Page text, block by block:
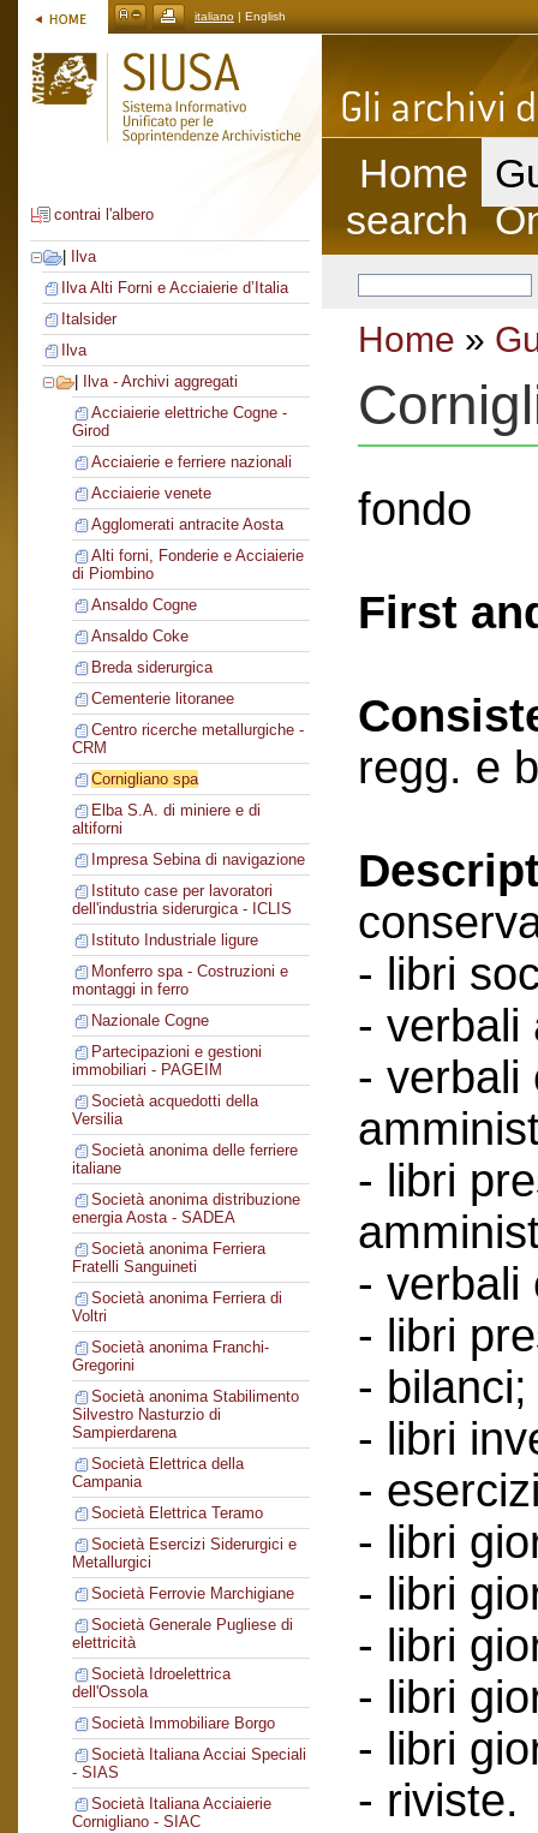
italiano | English
contrai l'albero
Ilva
Ilva Alti Forni e Acciaierie d’Italia
Italsider
Ilva
Ilva - Archivi aggregati
Acciaierie elettriche Cogne -
Girod
Acciaierie e ferriere nazionali
Acciaierie venete
Agglomerati antracite Aosta
Alti forni, Fonderie e Acciaierie
di Piombino
Ansaldo Cogne
Ansaldo Coke
Breda siderurgica
Cementerie litoranee
Centro ricerche metallurgiche -
CRM
Cornigliano spa
Elba S.A. di miniere e di
altiforni
Impresa Sebina di navigazione
Istituto case per lavoratori
dell'industria siderurgica - ICLIS
Istituto Industriale ligure
Monferro spa - Costruzioni e
montaggi in ferro
Nazionale Cogne
Partecipazioni e gestioni
immobiliari - PAGEIM
Società acquedotti della
Versilia
Società anonima delle ferriere
italiane
Società anonima distribuzione
energia Aosta - SADEA
Società anonima Ferriera
Fratelli Sanguineti
Società anonima Ferriera di
Voltri
Società anonima Franchi-
Gregorini
Società anonima Stabilimento
Silvestro Nasturzio di
Sampierdarena
Società Elettrica della
Campania
Società Elettrica Teramo
Società Esercizi Siderurgici e
Metallurgici
Società Ferrovie Marchigiane
Società Generale Pugliese di
elettricità
Società Idroelettrica
dell'Ossola
Società Immobiliare Borgo
Società Italiana Acciai Speciali
- SIAS
Società Italiana Acciaierie
Cornigliano - SIAC
Home
search
Home »
fondo
First
regg. e
- libri
- verbali
- verbali
- libri
- verbali
- libri
- bilanci;
- libri
-
- libri
- libri
- libri
- libri
- libri
- riviste.